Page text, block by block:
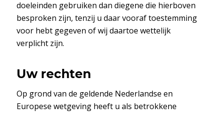
doeleinden gebruiken dan diegene die hierboven
besproken zijn, tenzij u daar vooraf toestemming
voor hebt gegeven of wij daartoe wettelijk
verplicht zijn.
Uw rechten
Op grond van de geldende Nederlandse en
Europese wetgeving heeft u als betrokkene